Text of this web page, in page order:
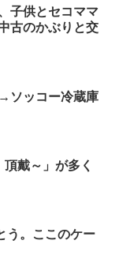
子供とセコママ
古のかぶりと交
ソッコー冷蔵庫
戴～」が多く
う。ここのケー